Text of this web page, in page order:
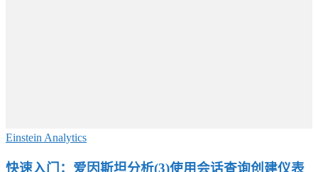
Einstein Analytics
快速入门：爱因斯坦分析(3)使用会话查询创建仪表